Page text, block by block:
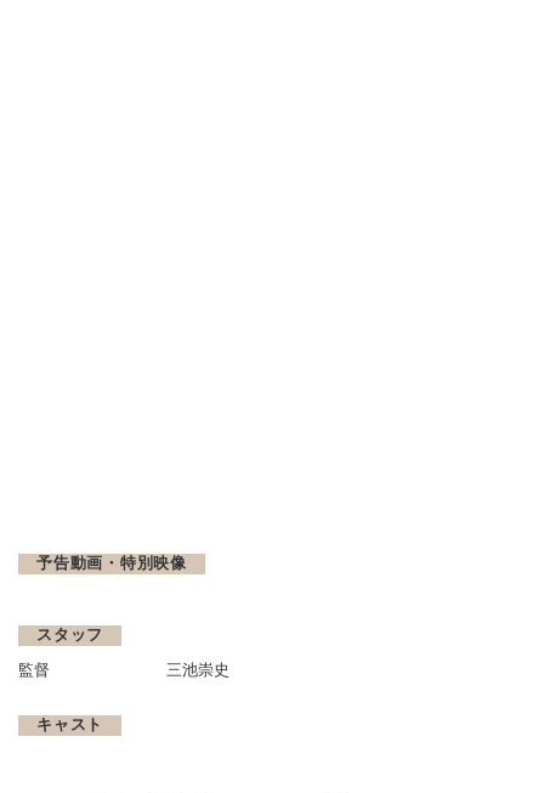
予告動画・特別映像
スタッフ
監督 三池崇史
キャスト